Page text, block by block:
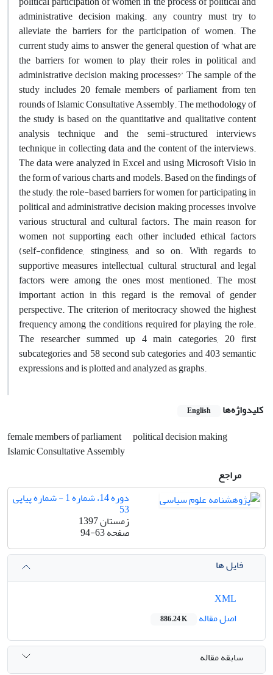
administrative decision making. any country must try to
alleviate the barriers for the participation of women. The
current study aims to answer the general question of ‘what are
the barriers for women to play their roles in political and
administrative decision making processes?’ The sample of the
study includes 20 female members of parliament from ten
rounds of Islamic Consultative Assembly. The methodology of
the study is based on the quantitative and qualitative content
analysis technique and the semi-structured interviews
technique in collecting data and the content of the interviews.
The data were analyzed in Excel and using Microsoft Visio in
the form of various charts and models. Based on the findings of
the study, the role-based barriers for women for participating in
political and administrative decision making processes involve
various structural and cultural factors. The main reason for
women not supporting each other included ethical factors
(self-confidence, stinginess, and so on. With regards to
supportive measures, intellectual, cultural, structural, and legal
factors were among the ones most mentioned. The most
important action in this regard is the removal of gender
perspective. The criterion of meritocracy showed the highest
frequency among the conditions required for playing the role.
The researcher summed up 4 main categories, 20 first
subcategories and 58 second sub categories and 403 semantic
expressions and is plotted and analyzed as graphs.
کلیدواژه‌ها English
female members of parliament political decision making
Islamic Consultative Assembly
مراجع
دوره 14، شماره 1 - شماره پیاپی
53
زمستان 1397
صفحه94-63
فایل ها
اصل مقاله
886.24 K
سابقه مقاله